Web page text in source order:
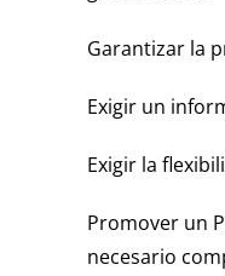
Garantizar la
Exigir un
Exigir la
Promover un
necesario